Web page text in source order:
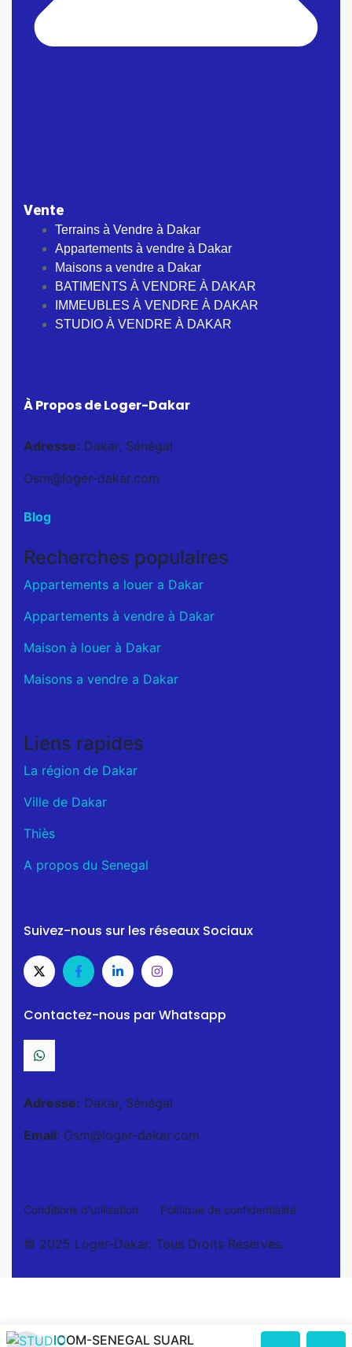
Vente
Terrains à Vendre à Dakar
Appartements à vendre à Dakar
Maisons a vendre a Dakar
BATIMENTS À VENDRE À DAKAR
IMMEUBLES À VENDRE À DAKAR
STUDIO À VENDRE À DAKAR
À Propos de Loger-Dakar
Adresse: Dakar, Sénégal
Osm@loger-dakar.com
Blog
Recherches populaires
Appartements a louer a Dakar
Appartements à vendre à Dakar
Maison à louer à Dakar
Maisons a vendre a Dakar
Liens rapides
La région de Dakar
Ville de Dakar
Thiès
A propos du Senegal
Suivez-nous sur les réseaux Sociaux
Contactez-nous par Whatsapp
Adresse: Dakar, Sénégal
Email: Osm@loger-dakar.com
Conditions d'utilisation Politique de confidentialité
© 2025 Loger-Dakar. Tous Droits Réservés.
ICOM-SENEGAL SUARL